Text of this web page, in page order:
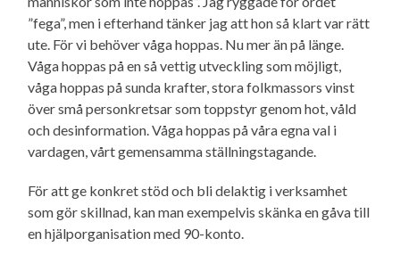
”fega”, men i efterhand tänker jag att hon så klart var rätt
ute. För vi behöver våga hoppas. Nu mer än på länge.
Våga hoppas på en så vettig utveckling som möjligt,
våga hoppas på sunda krafter, stora folkmassors vinst
över små person­kretsar som toppstyr genom hot, våld
och desinformation. Våga hoppas på våra egna val i
vardagen, vårt gemensamma ställningstagande.
För att ge konkret stöd och bli delaktig i verksamhet
som gör skillnad, kan man exempelvis skänka en gåva till
en hjälporganisation med 90-konto.